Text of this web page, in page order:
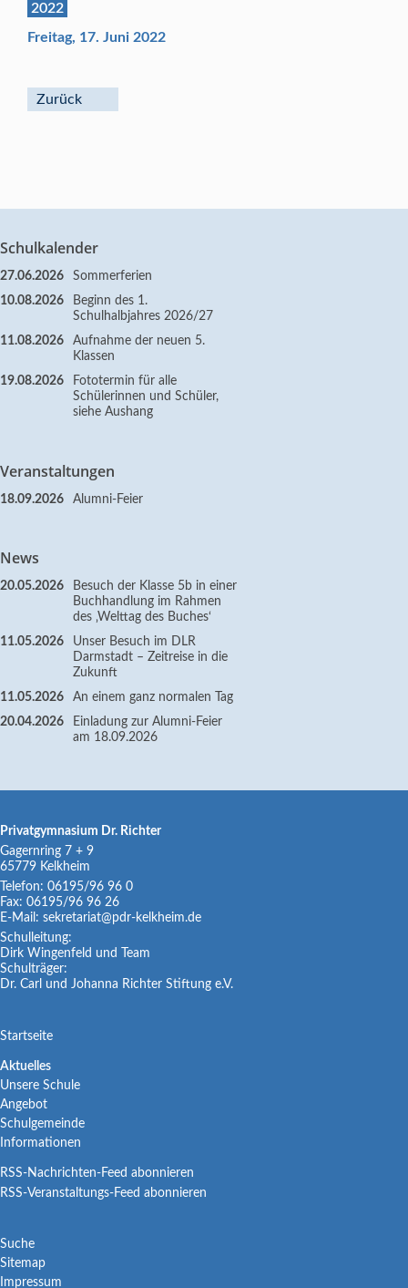
2022
Freitag, 17. Juni 2022
Zurück
Schulkalender
27.06.2026
Sommerferien
10.08.2026
Beginn des 1.
Schulhalbjahres 2026/27
11.08.2026
Aufnahme der neuen 5.
Klassen
19.08.2026
Fototermin für alle
Schülerinnen und Schüler,
siehe Aushang
Veranstaltungen
18.09.2026 Alumni-Feier
News
20.05.2026
Besuch der Klasse 5b in einer
Buchhandlung im Rahmen
des ‚Welttag des Buches‘
11.05.2026
Unser Besuch im DLR
Darmstadt – Zeitreise in die
Zukunft
11.05.2026
An einem ganz normalen Tag
20.04.2026
Einladung zur Alumni-Feier
am 18.09.2026
Privatgymnasium Dr. Richter
Gagernring 7 + 9
65779 Kelkheim
Telefon: 06195/96 96 0
Fax: 06195/96 96 26
E-Mail: sekretariat@pdr-kelkheim.de
Schulleitung:
Dirk Wingenfeld und Team
Schulträger:
Dr. Carl und Johanna Richter Stiftung e.V.
Navigation
Startseite
Navigation
überspringen
Aktuelles
Unsere Schule
Angebot
Schulgemeinde
Informationen
RSS-Nachrichten-Feed abonnieren
RSS-Veranstaltungs-Feed abonnieren
Navigation
überspringen
Suche
Sitemap
Impressum